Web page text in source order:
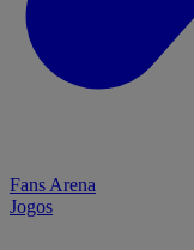
Fans Arena
Jogos